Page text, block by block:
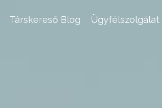
Társkereső Blog Ügyfélszolgálat